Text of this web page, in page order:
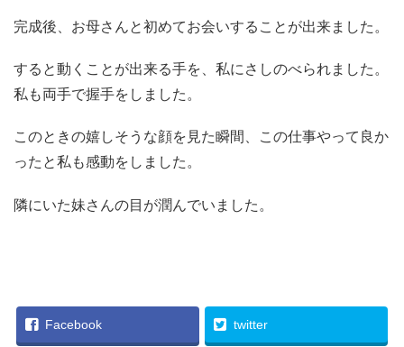
完成後、お母さんと初めてお会いすることが出来ました。
すると動くことが出来る手を、私にさしのべられました。
私も両手で握手をしました。
このときの嬉しそうな顔を見た瞬間、この仕事やって良か
ったと私も感動をしました。
隣にいた妹さんの目が潤んでいました。
Facebook twitter